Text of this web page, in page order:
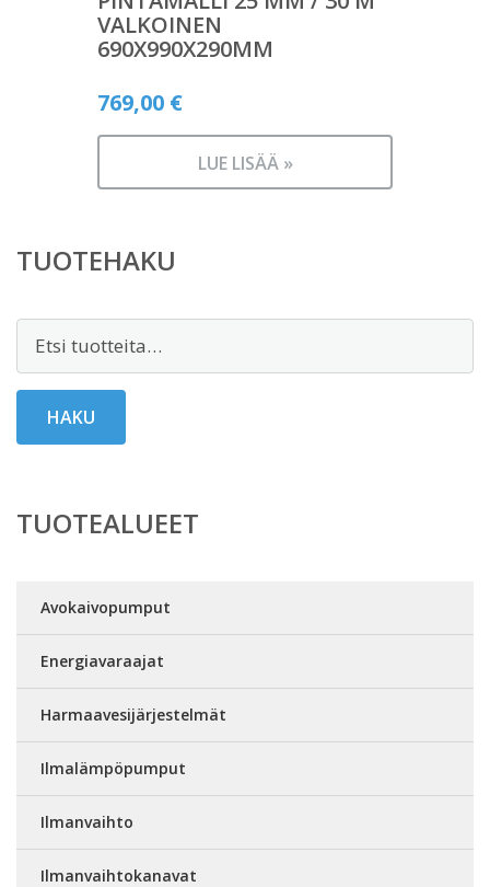
VALKOINEN
690X990X290MM
769,00 €
LUE LISÄÄ »
TUOTEHAKU
Etsi:
HAKU
TUOTEALUEET
Avokaivopumput
Energiavaraajat
Harmaavesijärjestelmät
Ilmalämpöpumput
Ilmanvaihto
Ilmanvaihtokanavat